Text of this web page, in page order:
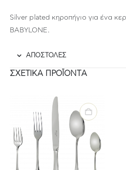
Silver plated κηροπήγιο για ένα
BABYLONE.
ΑΠΟΣΤΟΛΕΣ
ΣΧΕΤΙΚΆ ΠΡΟΪΌΝΤΑ